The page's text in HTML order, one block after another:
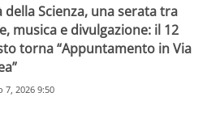
della Scienza, una serata tra
musica e divulgazione: il 12
torna “Appuntamento in Via
7, 2026 9:50